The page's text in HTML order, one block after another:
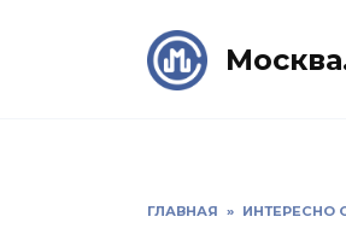
ГЛАВНАЯ » ИНТЕРЕСНО